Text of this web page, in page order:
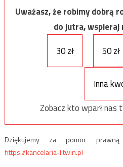
Uważasz, że robimy dobrą
do jutra, wspieraj
30 zł
50 zł
Inna
Zobacz kto wparł nas
Dziękujemy za pomoc
https://kancelaria-litwin.pl